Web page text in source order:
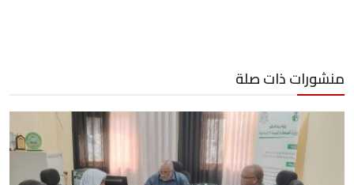
منشورات ذات صلة